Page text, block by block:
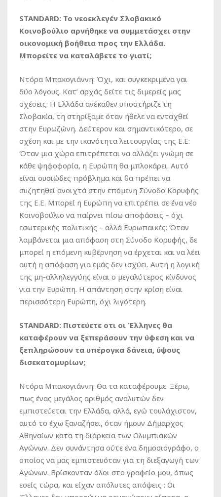
STANDARD: Το νεοεκλεγέν Σλοβακικό
Κοινοβούλιο αρνήθηκε να συμμετάσχει στην
οικονομική βοήθεια προς την Ελλάδα.
Μπορείτε να καταλάβετε το γιατί;
Ντόρα Μπακογιάννη: Όχι, και συγκεκριμένα γαι
δύο λόγους. Κατ’ αρχάς δείτε τις διμερείς μας
σχέσεις: Η Ελλάδα ανέκαθεν υποστήριζε τη
Σλοβακία, τη στηρίξαμε όταν ήθελε να ενταχθεί
στην Ευρωζώνη. Δεύτερον και σημαντικότερο, σε
σχέση και με την ικανότητα λειτουργίας της Ε.Ε:
Όταν μια χώρα επιτρέπεται να αλλάζει γνώμη σε
κάθε ψηφοφορία, η Ευρώπη θα μπλοκάρει. Αυτό
είναι ουσιώδες πρόβλημα και θα πρέπει να
συζητηθεί ανοιχτά στην επόμενη Σύνοδο Κορυφής
της Ε.Ε. Μπορεί η Ευρώπη να επιτρέπει σε ένα νέο
Κοινοβούλιο να παίρνει πίσω αποφάσεις – όχι
εσωτερικής πολιτικής – αλλά Ευρωπαικές; Όταν
λαμβάνεται μια απόφαση στη Σύνοδο Κορυφής, δε
μπορεί η επόμενη κυβέρνηση να έρχεται και να λέει
αυτή η απόφαση για εμάς δεν ισχύει. Αυτή η λογική
της μη-αλληλεγγύης είναι ο μεγαλύτερος κίνδυνος
για την Ευρώπη. Η απάντηση στην κρίση είναι
περισσότερη Ευρώπη, όχι λιγότερη.
STANDARD: Πιστεύετε οτι οι Έλληνες θα
καταφέρουν να ξεπεράσουν την ύφεση και να
ξεπληρώσουν τα υπέρογκα δάνεια, ύψους
δισεκατομυρίων;
Ντόρα Μπακογιάννη: Θα τα καταφέρουμε. Ξέρω,
πως ένας μεγάλος αριθμός αναλυτών δεν
εμπιστεύεται την Ελλάδα, αλλά, εγώ τουλάχιστον,
αυτό το έχω ξαναζήσει, όταν ήμουν Δήμαρχος
Αθηναίων κατα τη διάρκεια των Ολυμπιακών
Αγώνων. Δεν συνάντησα ούτε ένα δημοσιογράφο, ο
οποίος να μας εμπιστευόταν για τη διεξαγωγή των
Αγώνων. Βρίσκονταν όλοι στο γραφείο μου, όπως
εσείς τώρα, και είχαν απόλυτες απόψεις : Οι